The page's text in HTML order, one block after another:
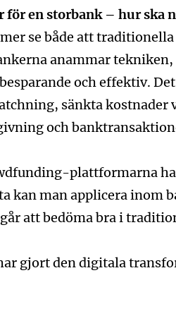
för en storbank – hur ska
se både att
anammar
och effektiv.
sänkta kostnader
och
plattformarna
kan man applicera inom
att bedöma bra i
gjort den digitala